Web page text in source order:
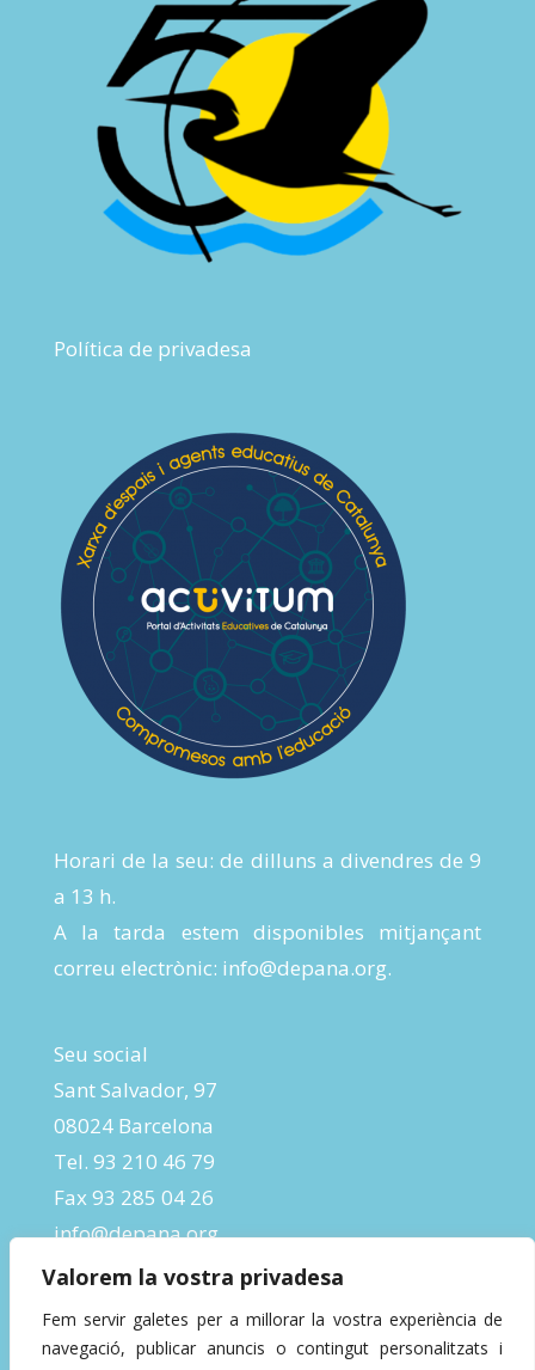
Valorem la vostra privadesa
Fem servir galetes per a millorar la vostra experiència de
navegació, publicar anuncis o contingut personalitzats i
Política de privadesa
Horari de la seu: de dilluns a divendres de 9
a 13 h.
A la tarda estem disponibles mitjançant
correu electrònic: info@depana.org.
Seu social
Sant Salvador, 97
08024 Barcelona
Tel. 93 210 46 79
Fax 93 285 04 26
info@depana.org